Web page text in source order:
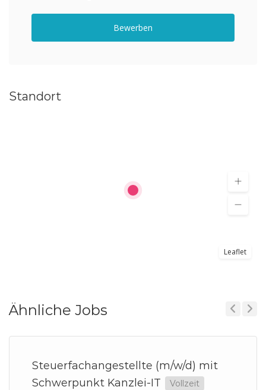
Bewerben
Standort
Leaflet
Ähnliche Jobs
Steuerfachangestellte (m/w/d) mit
Schwerpunkt Kanzlei-IT
Vollzeit